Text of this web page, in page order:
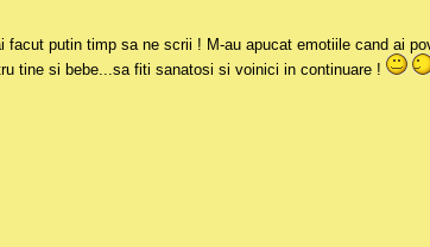
facut putin timp sa ne scrii ! M-au apucat emotiile cand ai
tine si bebe...sa fiti sanatosi si voinici in continuare !